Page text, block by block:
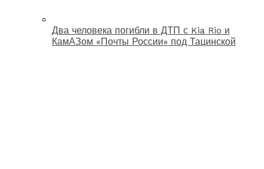
Два человека погибли в ДТП с Kia Rio и
КамАЗом «Почты России» под Тацинской